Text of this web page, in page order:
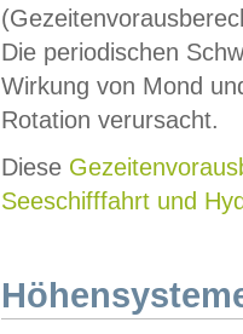
Die periodischen
Wirkung von Mond
Rotation verursacht.
Diese
Seeschifffahrt und